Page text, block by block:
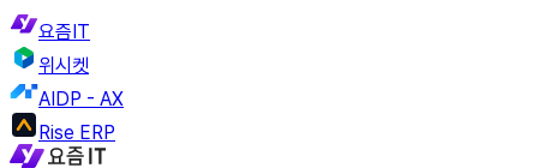
요즘IT
위시켓
AIDP - AX
Rise ERP